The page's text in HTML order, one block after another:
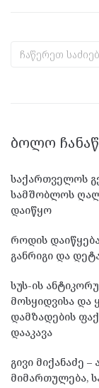
ᲑᲝᲚᲝ
საქართველოს
სამშობლოს
დაიწყო
როდის
განრიგი და
სუს-ის
მოსყიდვისა და
დამზადების
დააკავა
გივი მიქანაძე
მიმართულება,